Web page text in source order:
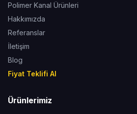
Polimer Kanal Ürünleri
Hakkımızda
Referanslar
İletişim
Blog
Fiyat Teklifi Al
Ürünlerimiz